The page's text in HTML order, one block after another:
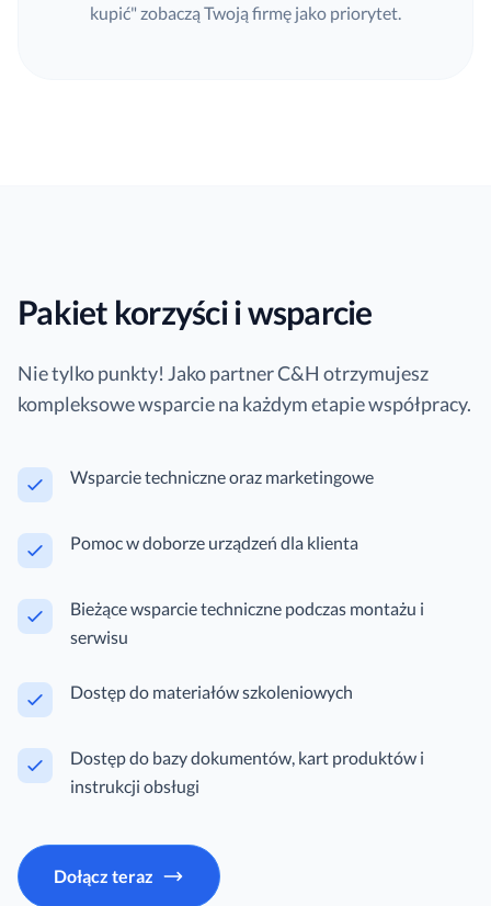
kupić" zobaczą Twoją firmę jako priorytet.
Pakiet korzyści i wsparcie
Nie tylko punkty! Jako partner C&H otrzymujesz
kompleksowe wsparcie na każdym etapie współpracy.
Wsparcie techniczne oraz marketingowe
Pomoc w doborze urządzeń dla klienta
Bieżące wsparcie techniczne podczas montażu i
serwisu
Dostęp do materiałów szkoleniowych
Dostęp do bazy dokumentów, kart produktów i
instrukcji obsługi
Dołącz teraz